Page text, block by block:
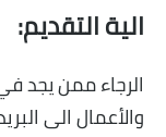
الية التقديم:
الرجاء ممن يجد
والأعمال الى